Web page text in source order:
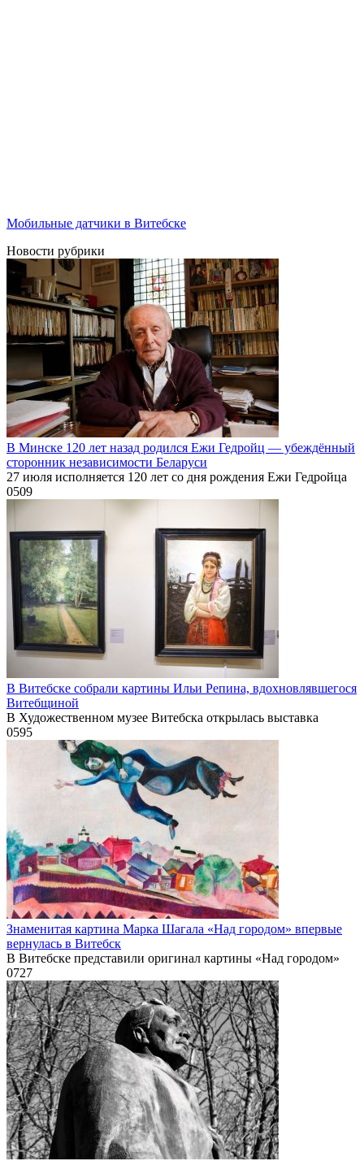
Мобильные датчики в Витебске
Новости рубрики
В Минске 120 лет назад родился Ежи Гедройц — убеждённый
сторонник независимости Беларуси
27 июля исполняется 120 лет со дня рождения Ежи Гедройца
0509
В Витебске собрали картины Ильи Репина, вдохновлявшегося
Витебщиной
В Художественном музее Витебска открылась выставка
0595
Знаменитая картина Марка Шагала «Над городом» впервые
вернулась в Витебск
В Витебске представили оригинал картины «Над городом»
0727